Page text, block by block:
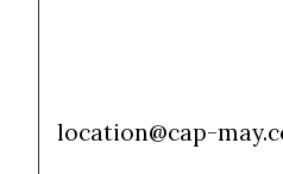
location@cap-